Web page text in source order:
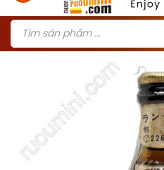
Products
search